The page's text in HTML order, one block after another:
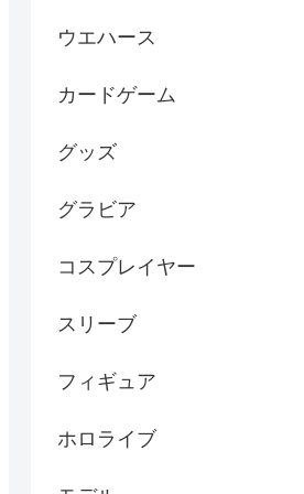
ウエハース
カードゲーム
グッズ
グラビア
コスプレイヤー
スリーブ
フィギュア
ホロライブ